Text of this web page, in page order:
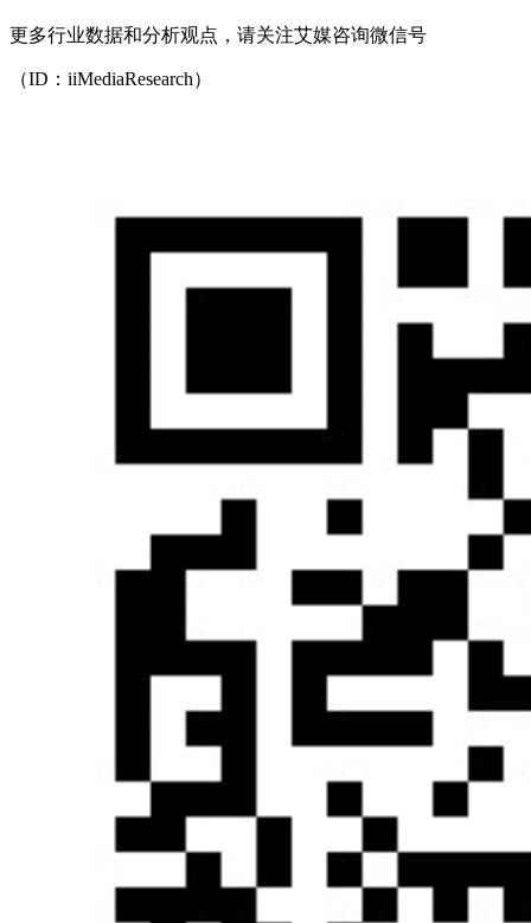
更多行业数据和分析观点，请关注艾媒咨询微信号
（ID：iiMediaResearch）